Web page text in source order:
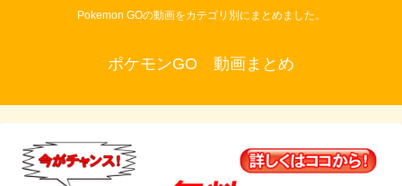
Pokemon GOの動画をカテゴリ別にまとめました。
ポケモンGO 動画まとめ